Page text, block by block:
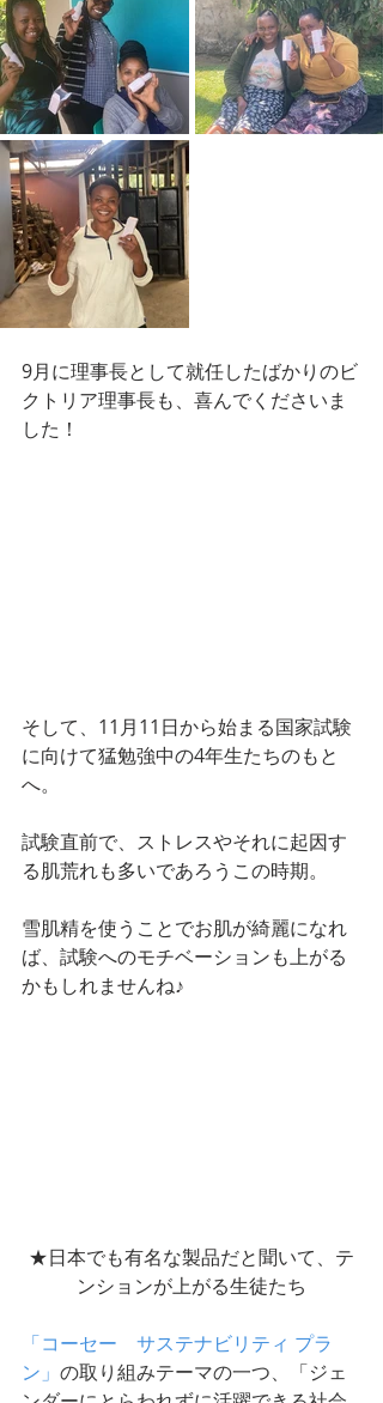
9月に理事長として就任したばかりのビ
クトリア理事長も、喜んでくださいま
した！
そして、11月11日から始まる国家試験
に向けて猛勉強中の4年生たちのもと
へ。
試験直前で、ストレスやそれに起因す
る肌荒れも多いであろうこの時期。
雪肌精を使うことでお肌が綺麗になれ
ば、試験へのモチベーションも上がる
かもしれませんね♪
★日本でも有名な製品だと聞いて、テ
ンションが上がる生徒たち
「コーセー　サステナビリティ プラ
ン」 の取り組みテーマの一つ、「ジェ